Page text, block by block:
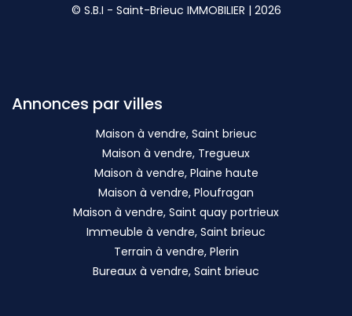
© S.B.I - Saint-Brieuc IMMOBILIER | 2026
Annonces par villes
Maison à vendre, Saint brieuc
Maison à vendre, Tregueux
Maison à vendre, Plaine haute
Maison à vendre, Ploufragan
Maison à vendre, Saint quay portrieux
Immeuble à vendre, Saint brieuc
Terrain à vendre, Plerin
Bureaux à vendre, Saint brieuc